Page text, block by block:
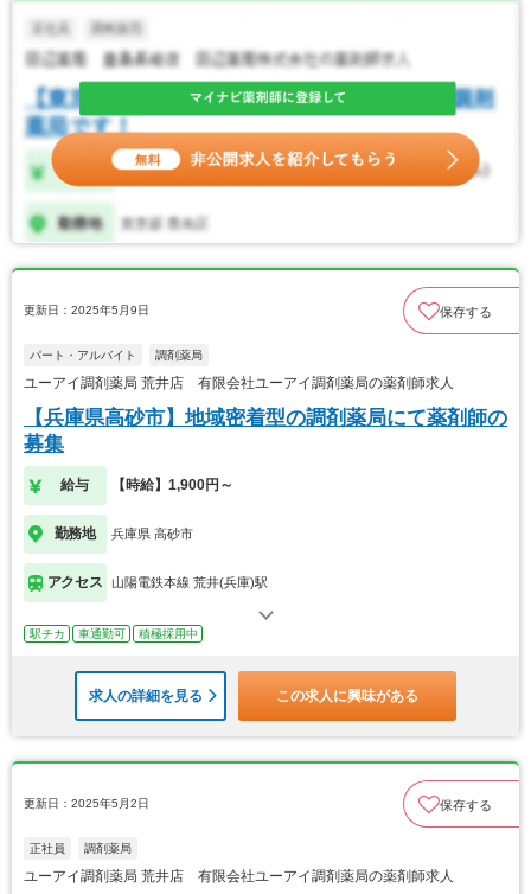
更新日：2025年5月9日 保存する
パート・アルバイト 調剤薬局
ユーアイ調剤薬局 荒井店 有限会社ユーアイ調剤薬局の薬剤師求人
【兵庫県高砂市】地域密着型の調剤薬局にて薬剤師の
募集
給与 【時給】1,900円～
勤務地 兵庫県 高砂市
アクセス 山陽電鉄本線 荒井(兵庫)駅
駅チカ 車通勤可 積極採用中
求人の詳細を見る この求人に興味がある
更新日：2025年5月2日 保存する
正社員 調剤薬局
ユーアイ調剤薬局 荒井店 有限会社ユーアイ調剤薬局の薬剤師求人